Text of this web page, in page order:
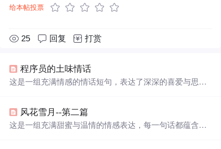
给本帖投票
25 回复 打赏
程序员的土味情话
这是一组充满情感的情话短句，表达了深深的喜爱与思念
式表达爱意，这些话语都展现了真挚的感情。无论是在日
常生活中还是特殊时刻，这些温馨的话语都能触动人心，
风花雪月--第二篇
这是一组充满甜蜜与温情的情感表达，每一句话都蕴含着